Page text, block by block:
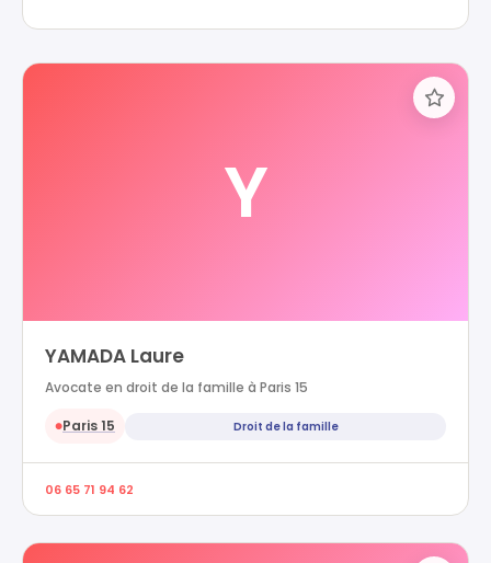
Y
YAMADA Laure
Avocate en droit de la famille à Paris 15
●Paris 15 Droit de la famille
06 65 71 94 62